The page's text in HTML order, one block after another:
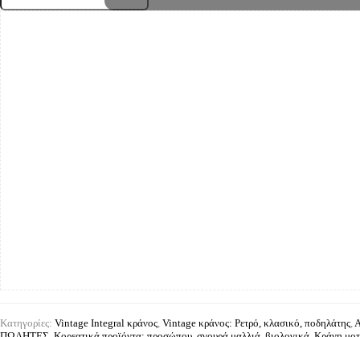
face
κράνος
-
marko
ποσότητα
Κατηγορίες: Vintage Integral κράνος Vintage κράνος: Ρετρό, κλασικό, ποδηλάτης